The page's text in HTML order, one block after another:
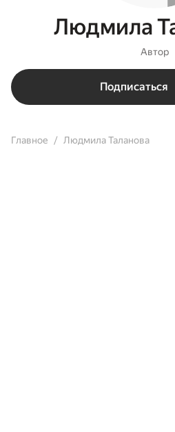
Людмила
Автор
Подписаться
Главное Людмила Таланова